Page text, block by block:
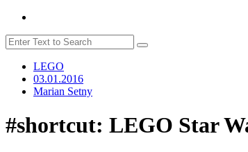
LEGO
03.01.2016
Marian Setny
#shortcut: LEGO Star